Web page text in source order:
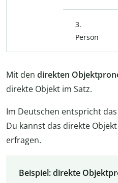
3.
Person
Mit den direkten
direkte Objekt im Satz.
Im Deutschen entspricht
Du kannst das direkte Objekt
erfragen.
Beispiel: direkte